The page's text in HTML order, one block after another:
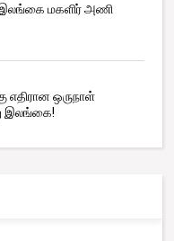
இலங்கை மகளிர் அணி
எதிரான ஒருநாள்
இலங்கை!